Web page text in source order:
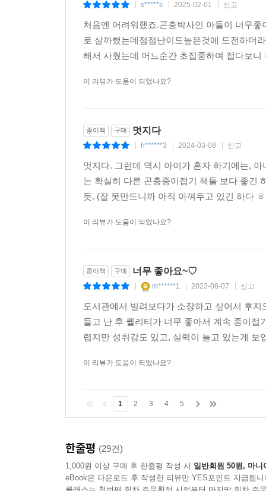
s*****s 2025-02-01 신고
처음엔 어려워했죠.곤충박사인 아들이 너무
로 살까했는데점점난이도높은것에 도전하더
해서 사줬는데 어느순간 초집중하며 접다보
이 리뷰가 도움이 되었나요?
종이책 구매 멋지다
h******3 2024-03-08 신고
멋지다. 그런데 역시 아이가 혼자 하기에는,
는 확실히 다른 곤충종이접기 책들 보다 좋긴
듯. (잘 못만드니까 아직 아껴두고 있긴 하다
이 리뷰가 도움이 되었나요?
종이책 구매 너무 좋아요~♡
m******1 2023-08-07 신고
도서관에서 빌려보다가 소장하고 싶어서 후
들고 난 후 퀄리티가 너무 좋아서 계속 종이
렵지만 성취감도 있고, 실력이 늘고 있는게
이 리뷰가 도움이 되었나요?
1 2 3 4 5
한줄평 (29건)
1,000원 이상 구매 후 한줄평 작성 시 일반회원 50원, 마니
eBook은 다운로드 후 작성한 리뷰만 YES포인트 지급됩니